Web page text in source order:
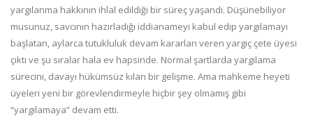
yargılanma hakkının ihlal edildiği bir süreç yaşandı. Düşünebiliyor
musunuz, savcının hazırladığı iddianameyi kabul edip yargılamayı
başlatan, aylarca tutukluluk devam kararları veren yargıç çete üyesi
çıktı ve şu sıralar hala ev hapsinde. Normal şartlarda yargılama
sürecini, davayı hükümsüz kılan bir gelişme. Ama mahkeme heyeti
üyeleri yeni bir görevlendirmeyle hiçbir şey olmamış gibi
“yargılamaya” devam etti.